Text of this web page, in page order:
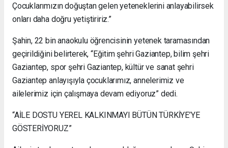
Çocuklarımızın doğuştan gelen yeteneklerini anlayabilirsek
onları daha doğru yetiştiririz.”
Şahin, 22 bin anaokulu öğrencisinin yetenek taramasından
geçirildiğini belirterek, “Eğitim şehri Gaziantep, bilim şehri
Gaziantep, spor şehri Gaziantep, kültür ve sanat şehri
Gaziantep anlayışıyla çocuklarımız, annelerimiz ve
ailelerimiz için çalışmaya devam ediyoruz” dedi.
“AİLE DOSTU YEREL KALKINMAYI BÜTÜN TÜRKİYE’YE
GÖSTERİYORUZ”